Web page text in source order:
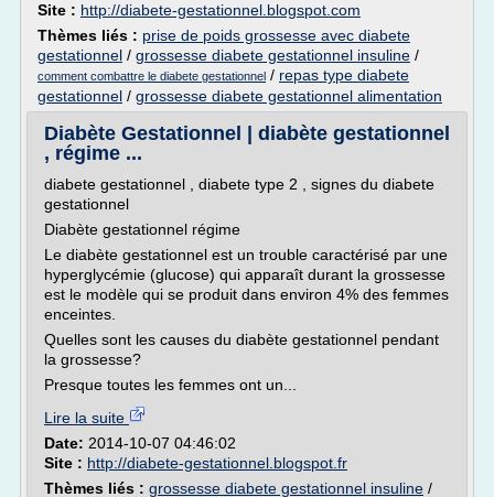
Site : http://diabete-gestationnel.blogspot.com
Thèmes liés : prise de poids grossesse avec diabete
gestationnel / grossesse diabete gestationnel insuline /
comment combattre le diabete gestationnel / repas type diabete
gestationnel / grossesse diabete gestationnel alimentation
Diabète Gestationnel | diabète gestationnel
, régime ...
diabete gestationnel , diabete type 2 , signes du diabete
gestationnel
Diabète gestationnel régime
Le diabète gestationnel est un trouble caractérisé par une
hyperglycémie (glucose) qui apparaît durant la grossesse
est le modèle qui se produit dans environ 4% des femmes
enceintes.
Quelles sont les causes du diabète gestationnel pendant
la grossesse?
Presque toutes les femmes ont un...
Lire la suite
Date: 2014-10-07 04:46:02
Site : http://diabete-gestationnel.blogspot.fr
Thèmes liés : grossesse diabete gestationnel insuline /